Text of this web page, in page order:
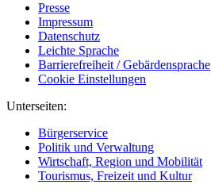
Presse
Impressum
Datenschutz
Leichte Sprache
Barrierefreiheit / Gebärdensprache
Cookie Einstellungen
Unterseiten:
Bürgerservice
Politik und Verwaltung
Wirtschaft, Region und Mobilität
Tourismus, Freizeit und Kultur